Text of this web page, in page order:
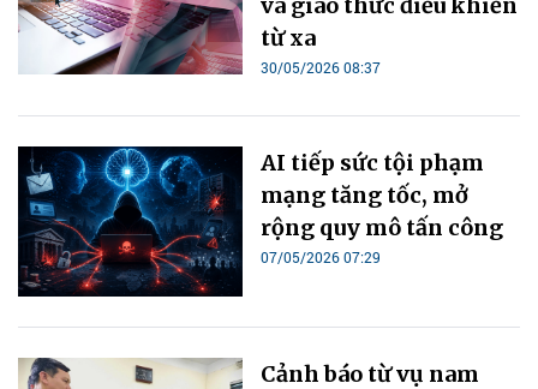
từ xa
30/05/2026 08:37
AI tiếp sức tội phạm
mạng tăng tốc, mở
rộng quy mô tấn công
07/05/2026 07:29
Cảnh báo từ vụ nam